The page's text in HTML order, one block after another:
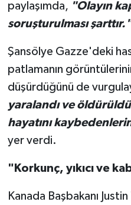
paylaşımda, "Olayın
soruşturulması şarttır."
Şansölye Gazze'deki
patlamanın
düşürdüğünü de
yaralandı ve
hayatını
yer verdi.
"Korkunç, yıkıcı ve
Kanada Başbakanı